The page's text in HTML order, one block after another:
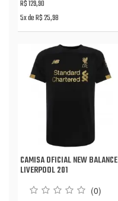
R$ 129,90
5x de R$ 25,98
CAMISA OFICIAL NEW BALANCE
LIVERPOOL 201
(0)